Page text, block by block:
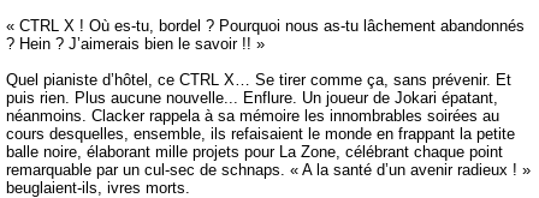
« CTRL X ! Où es-tu, bordel ? Pourquoi nous as-tu lâchement abandonnés
? Hein ? J’aimerais bien le savoir !! »
Quel pianiste d’hôtel, ce CTRL X… Se tirer comme ça, sans prévenir. Et
puis rien. Plus aucune nouvelle... Enflure. Un joueur de Jokari épatant,
néanmoins. Clacker rappela à sa mémoire les innombrables soirées au
cours desquelles, ensemble, ils refaisaient le monde en frappant la petite
balle noire, élaborant mille projets pour La Zone, célébrant chaque point
remarquable par un cul-sec de schnaps. « A la santé d’un avenir radieux ! »
beuglaient-ils, ivres morts.